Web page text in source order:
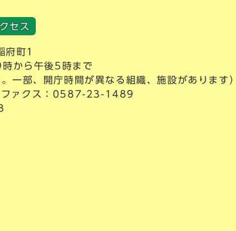
セス
町1
から午後5時まで
一部、開庁時間が異なる組織、施設があります）
ァクス：0587-23-1489